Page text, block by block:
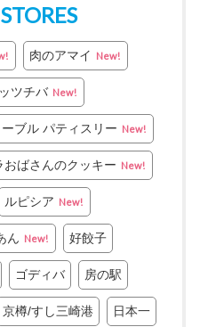
肉のアマイ New!
ツチバ New!
ブル パティスリー New!
おばさんのクッキー New!
ルピシア New!
ん New! 好餃子
ゴディバ 房の駅
京樽/すし三崎港 日本一